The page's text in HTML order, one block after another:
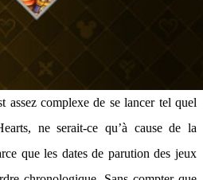
assez complexe de se lancer tel quel
ne serait-ce qu’à cause de la
que les dates de parution des jeux